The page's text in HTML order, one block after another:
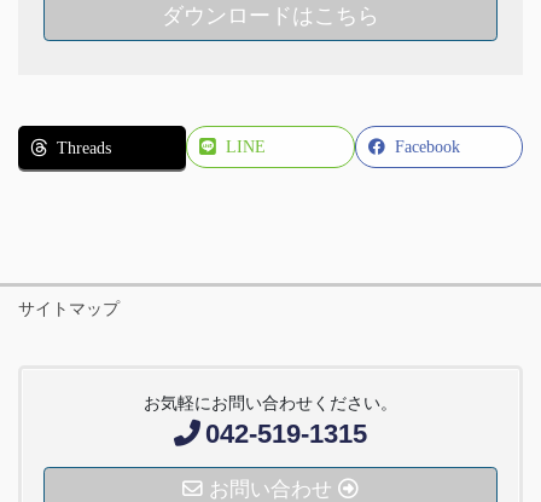
ダウンロードはこちら
Facebook
Threads LINE
サイトマップ
お気軽にお問い合わせください。
042-519-1315
お問い合わせ